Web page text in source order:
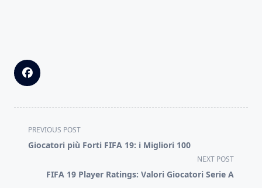
<span
class="nav-
PREVIOUS POST
Giocatori più Forti FIFA 19: i Migliori 100
NEXT POST
FIFA 19 Player Ratings: Valori Giocatori Serie A